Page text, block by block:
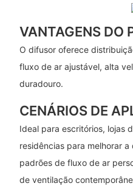
VANTAGENS DO
O difusor oferece
fluxo de ar ajustável, alta
duradouro.
CENÁRIOS DE
Ideal para escritórios, lojas
residências para melhorar
padrões de fluxo de ar
de ventilação